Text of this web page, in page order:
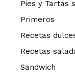
Pies y Tartas
Primeros
Recetas
Recetas
Sandwich